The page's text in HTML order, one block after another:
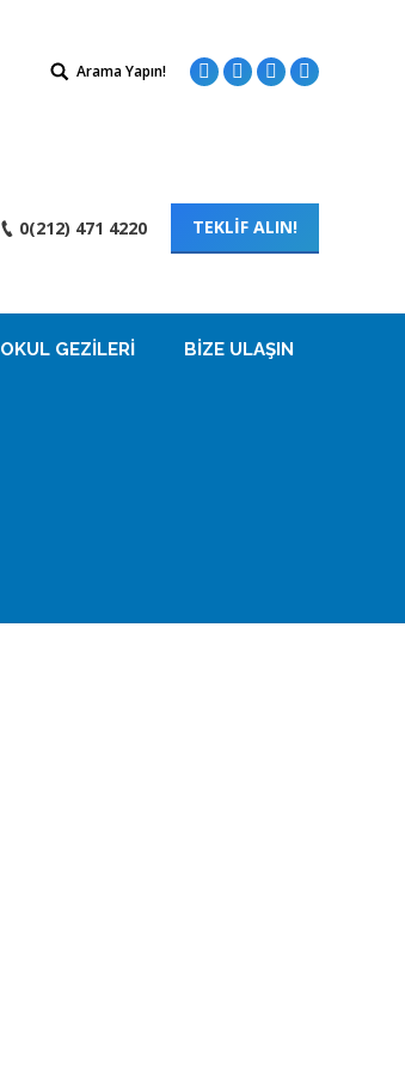
Search:Arama Yapın! Facebook
TwitterInstagram
Linkedin
0(212) 471 4220 TEKLİF ALIN!
OKUL GEZILERI BIZE ULAŞIN